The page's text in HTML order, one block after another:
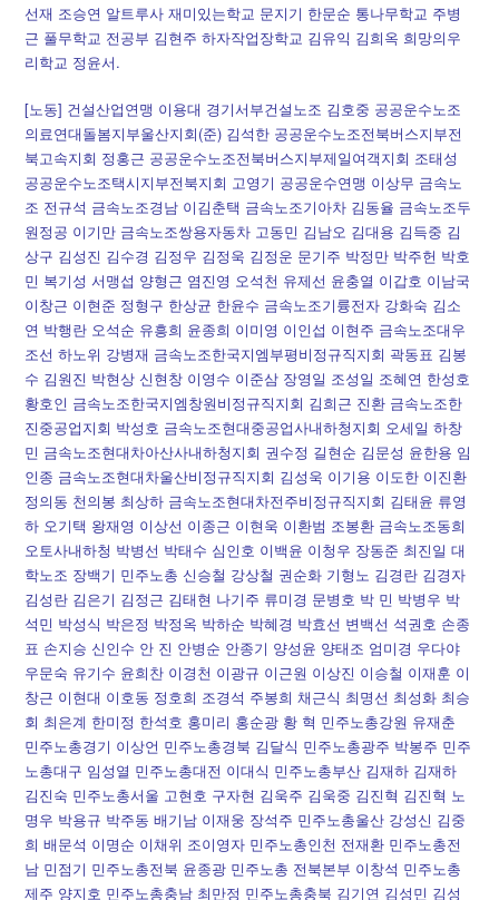
선재 조승연 알트루사 재미있는학교 문지기 한문순 통나무학교 주병
근 풀무학교 전공부 김현주 하자작업장학교 김유익 김희옥 희망의우
리학교 정윤서.
[노동] 건설산업연맹 이용대 경기서부건설노조 김호중 공공운수노조
의료연대돌봄지부울산지회(준) 김석한 공공운수노조전북버스지부전
북고속지회 정홍근 공공운수노조전북버스지부제일여객지회 조태성
공공운수노조택시지부전북지회 고영기 공공운수연맹 이상무 금속노
조 전규석 금속노조경남 이김춘택 금속노조기아차 김동율 금속노조두
원정공 이기만 금속노조쌍용자동차 고동민 김남오 김대용 김득중 김
상구 김성진 김수경 김정우 김정욱 김정운 문기주 박정만 박주헌 박호
민 복기성 서맹섭 양형근 염진영 오석천 유제선 윤충열 이갑호 이남국
이창근 이현준 정형구 한상균 한윤수 금속노조기륭전자 강화숙 김소
연 박행란 오석순 유흥희 윤종희 이미영 이인섭 이현주 금속노조대우
조선 하노위 강병재 금속노조한국지엠부평비정규직지회 곽동표 김봉
수 김원진 박현상 신현창 이영수 이준삼 장영일 조성일 조혜연 한성호
황호인 금속노조한국지엠창원비정규직지회 김희근 진환 금속노조한
진중공업지회 박성호 금속노조현대중공업사내하청지회 오세일 하창
민 금속노조현대차아산사내하청지회 권수정 길현순 김문성 윤한용 임
인종 금속노조현대차울산비정규직지회 김성욱 이기용 이도한 이진환
정의동 천의봉 최상하 금속노조현대차전주비정규직지회 김태윤 류영
하 오기택 왕재영 이상선 이종근 이현욱 이환범 조봉환 금속노조동희
오토사내하청 박병선 박태수 심인호 이백윤 이청우 장동준 최진일 대
학노조 장백기 민주노총 신승철 강상철 권순화 기형노 김경란 김경자
김성란 김은기 김정근 김태현 나기주 류미경 문병호 박 민 박병우 박
석민 박성식 박은정 박정옥 박하순 박혜경 박효선 변백선 석권호 손종
표 손지승 신인수 안 진 안병순 안종기 양성윤 양태조 엄미경 우다야
우문숙 유기수 윤희찬 이경천 이광규 이근원 이상진 이승철 이재훈 이
창근 이현대 이호동 정호희 조경석 주봉희 채근식 최명선 최성화 최승
회 최은계 한미정 한석호 홍미리 홍순광 황 혁 민주노총강원 유재춘
민주노총경기 이상언 민주노총경북 김달식 민주노총광주 박봉주 민주
노총대구 임성열 민주노총대전 이대식 민주노총부산 김재하 김재하
김진숙 민주노총서울 고현호 구자현 김욱주 김욱중 김진혁 김진혁 노
명우 박용규 박주동 배기남 이재웅 장석주 민주노총울산 강성신 김중
희 배문석 이명순 이채위 조이영자 민주노총인천 전재환 민주노총전
남 민점기 민주노총전북 윤종광 민주노총 전북본부 이창석 민주노총
제주 양지호 민주노총충남 최만정 민주노총충북 김기연 김성민 김성